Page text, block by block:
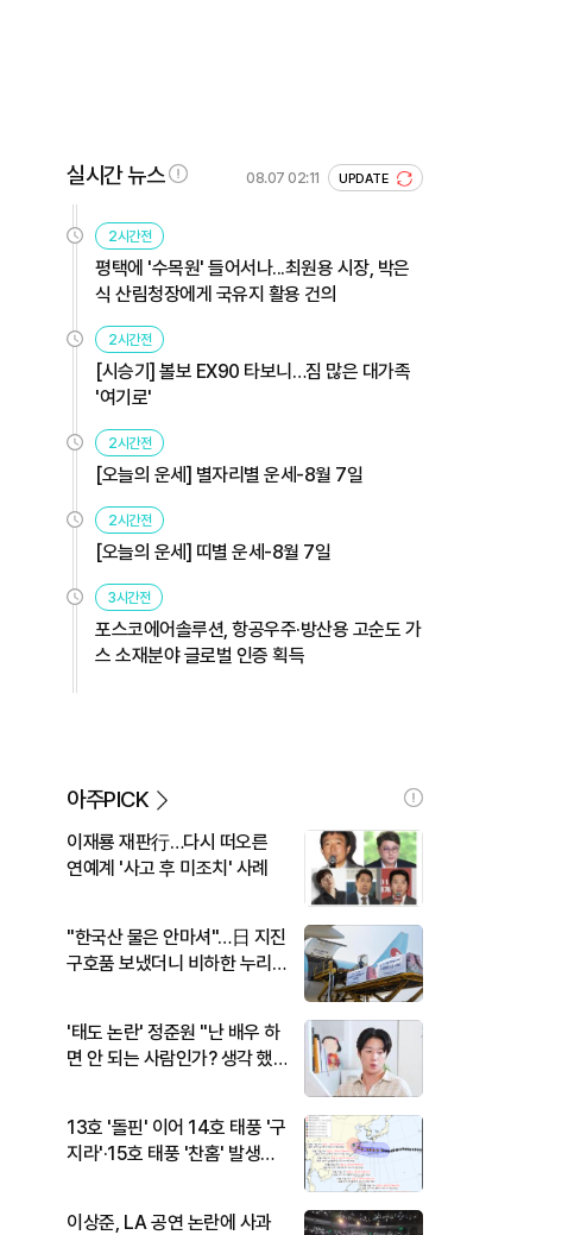
실시간 뉴스 08.07 02:11 UPDATE
2시간전
평택에 '수목원' 들어서나...최원용 시장, 박은
식 산림청장에게 국유지 활용 건의
2시간전
[시승기] 볼보 EX90 타보니…짐 많은 대가족
'여기로'
2시간전
[오늘의 운세] 별자리별 운세-8월 7일
2시간전
[오늘의 운세] 띠별 운세-8월 7일
3시간전
포스코에어솔루션, 항공우주·방산용 고순도 가
스 소재분야 글로벌 인증 획득
아주PICK
이재룡 재판行…다시 떠오른
연예계 '사고 후 미조치' 사례
"한국산 물은 안마셔"…日 지진
구호품 보냈더니 비하한 누리
'태도 논란' 정준원 "난 배우 하
면 안 되는 사람인가? 생각 했
13호 '돌핀' 이어 14호 태풍 '구
지라'·15호 태풍 '찬홈' 발생…
이상준, LA 공연 논란에 사과